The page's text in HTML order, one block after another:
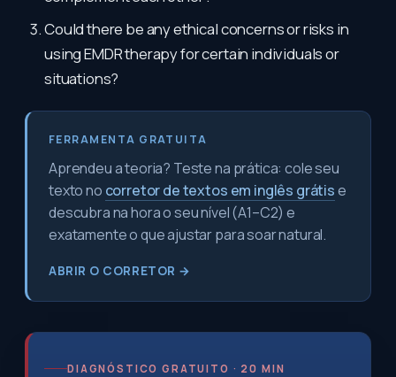
Could there be any ethical concerns or risks in
using EMDR therapy for certain individuals or
situations?
FERRAMENTA GRATUITA
Aprendeu a teoria? Teste na prática: cole seu
texto no corretor de textos em inglês grátise
descubra na hora o seu nível (A1–C2) e
exatamente o que ajustar para soar natural.
ABRIR O CORRETOR →
DIAGNÓSTICO GRATUITO · 20 MIN